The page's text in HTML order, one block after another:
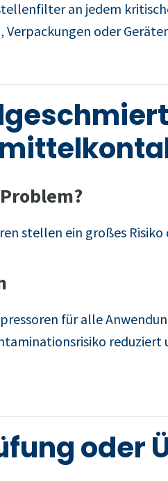
an jedem
oder
stellen ein großes
für alle